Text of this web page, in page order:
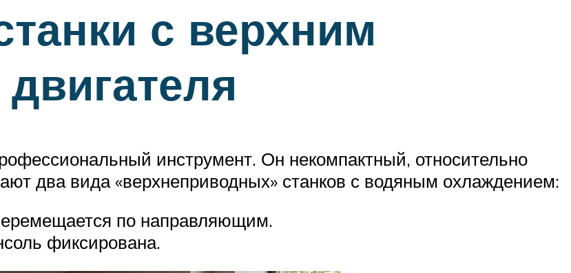
с верхним
инструмент. Он некомпактный, относительно
два вида «верхнеприводных» станков с водяным охлаждением:
по направляющим.
фиксирована.